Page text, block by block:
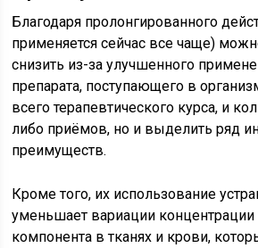
Благодаря пролонгированного
применяется сейчас все чаще)
снизить из-за улучшенного
препарата, поступающего в
всего терапевтического курса, и
либо приёмов, но и выделить ряд
преимуществ.
Кроме того, их использование
уменьшает вариации концентрации
компонента в тканях и крови,